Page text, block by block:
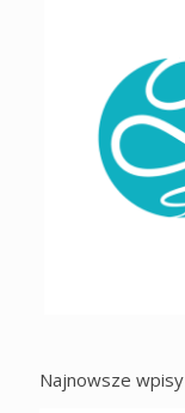
Najnowsze wpisy